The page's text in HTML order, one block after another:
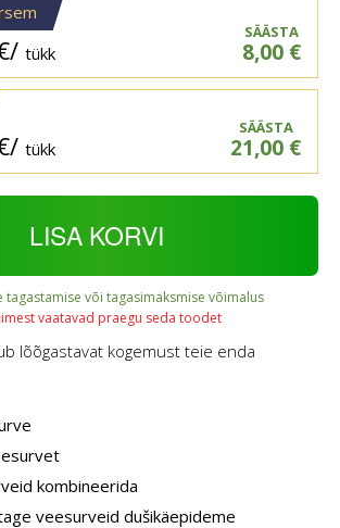
/ tükk
SÄÄSTA
8,00 €
/ tükk
SÄÄSTA
21,00 €
LISA KORVI
tagastamise või tagasimaksmise võimalus
vaatavad praegu seda toodet
lõõgastavat kogemust teie enda
kombineerida
veesurveid dušikäepideme